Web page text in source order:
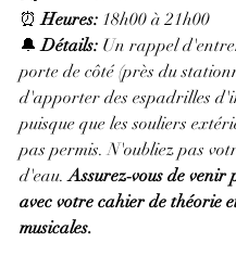
⏰ Heures: 18h00 à 21h00
🔔 Détails: Un rappel
porte de côté (près du
d'apporter des espadrilles
puisque que les souliers
pas permis. N'oubliez pas
d'eau. Assurez‑vous de
avec votre cahier de théorie
musicales.